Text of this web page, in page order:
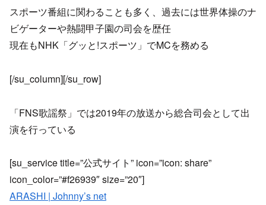
スポーツ番組に関わることも多く、過去には世界体操のナ
ビゲーターや熱闘甲子園の司会を歴任
現在もNHK「グッと!スポーツ」でMCを務める
[/su_column][/su_row]
「FNS歌謡祭」では2019年の放送から総合司会として出
演を行っている
[su_service title=”公式サイト” icon=”icon: share”
icon_color=”#f26939″ size=”20″]
ARASHI | Johnny’s net